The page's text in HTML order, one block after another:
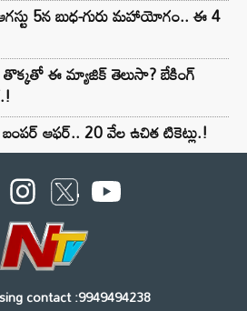
5న బుధ-గురు మహాయోగం.. ఈ 4
తొక్కతో ఈ మ్యాజిక్ తెలుసా? బేకింగ్
ఆఫర్.. 20 వేల ఉచిత టికెట్లు.!
contact :9949494238